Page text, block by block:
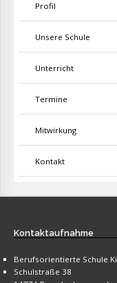
Profil
Unsere Schule
Unterricht
Termine
Mitwirkung
Kontakt
Kontaktaufnahme
Berufsorientierte Schule
Schulstraße 38